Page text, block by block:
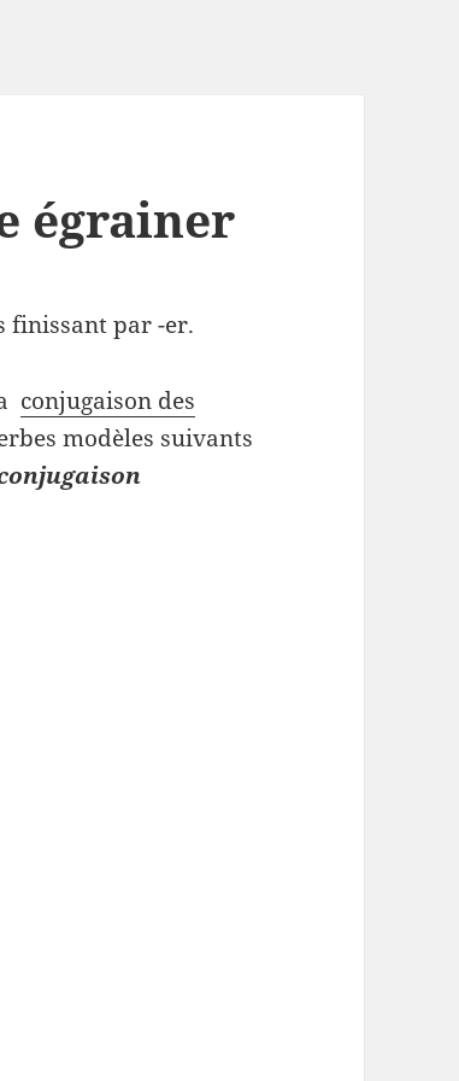
égrainer
finissant par -er.
conjugaison des
modèles suivants